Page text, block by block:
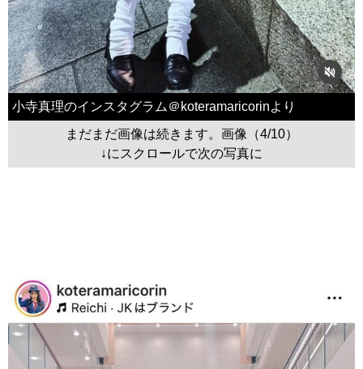
小寺真理のインスタグラム＠koteramaricorinより
まだまだ画像は続きます。画像（4/10）
↓にスクロールで次の写真に